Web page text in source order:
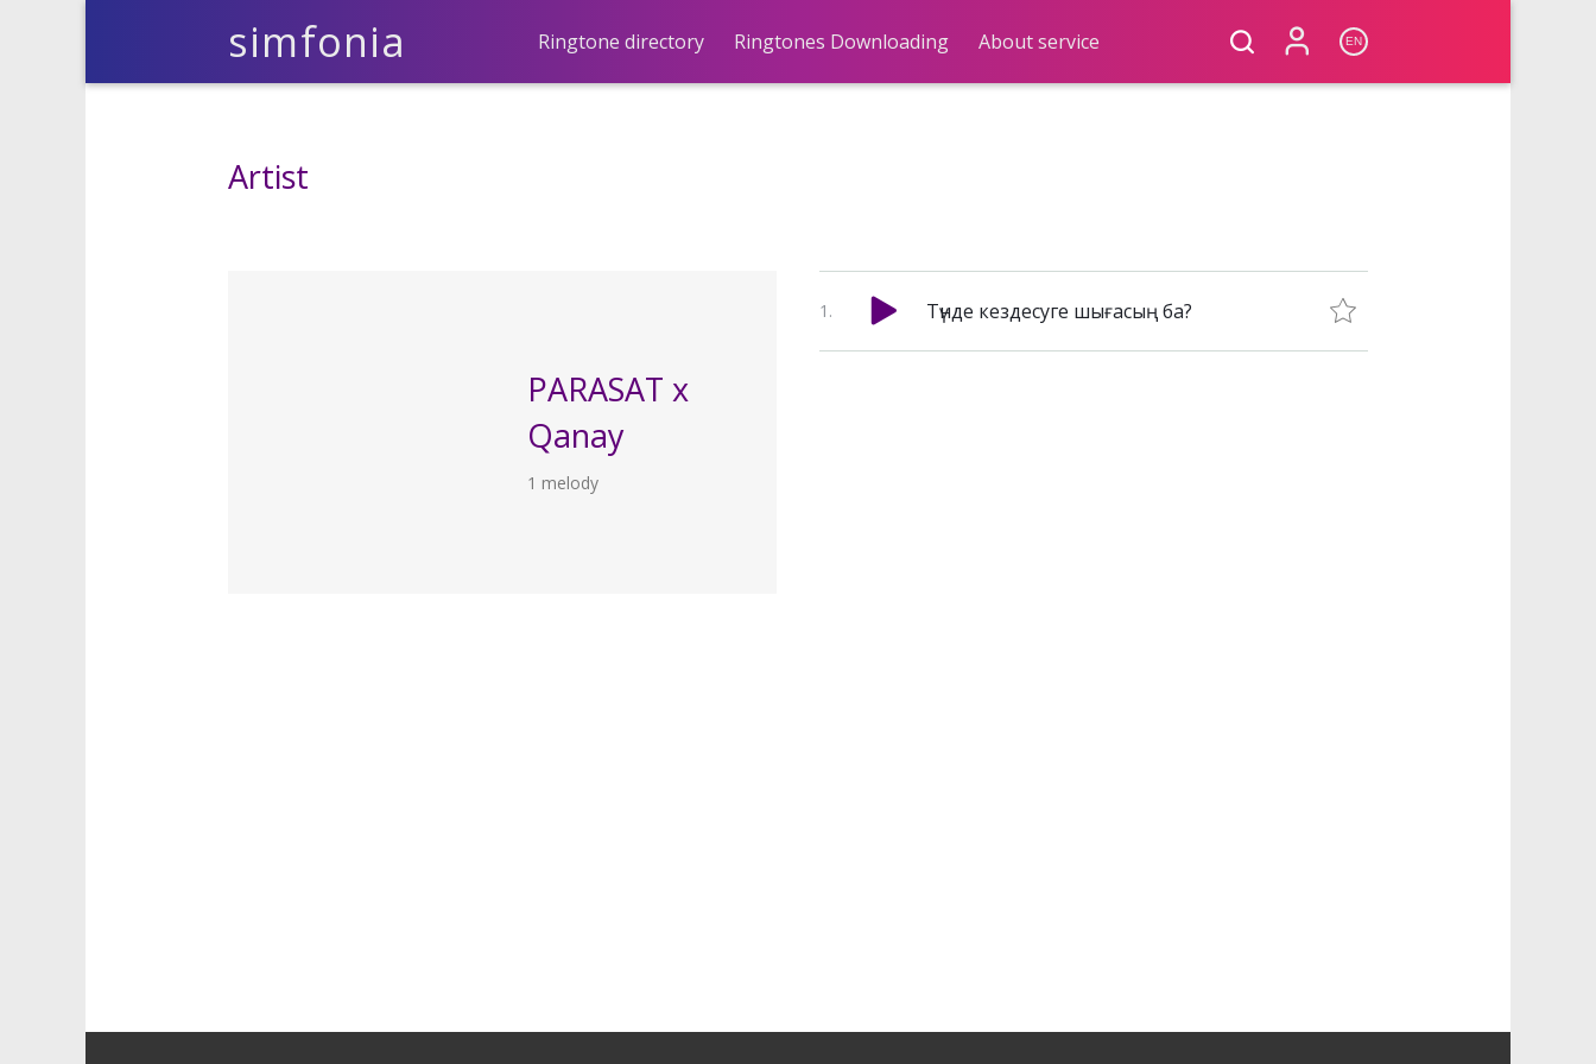
simfonia Ringtone directory Ringtones Downloading About service EN
Artist
PARASAT x
Qanay
1 melody
Түнде кездесуге шығасың ба?